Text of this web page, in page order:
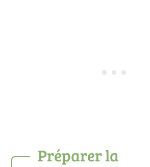
Préparer la